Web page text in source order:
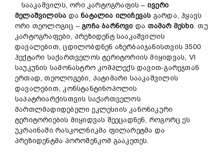
სააკაშვილს, ორი კარტოგრაფის – ივერი
მელაშვილისა დანატალია ილიჩევას გარდა, ჰყავს
ორი თეოლოგიც –გოჩა ბარნოვი და თამარ მესხი. თუ
კარტოგრაფები, პრეზიდენტ სააკაშვილის
დავალებით, ცდილობდნენ აზერბაიჯანისთვის 3500
ჰექტარი საქართველოს ტერიტორიის მიყიდვას, VI
საუკუნის სამონასტრო კომპლექს დავით-გარეჯთან
ერთად, თეოლოგები, პატიმარი სააკაშვილის
დავალებით, კონსტანტინოპოლის
საპატრიარქისთვის საქართველოს
მართლმადიდებელი ეკლესიის კანონიკური
ტერიტორიების მიყიდვას შეეცადნენ, როგორც ეს
უკრაინაში რასკოლნიკმა ფილარეტმა და
პრეზიდენტმა პოროშენკომ გააკეთეს.